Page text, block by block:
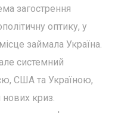
загострення
оптику, у
займала Україна.
системний
США та Україною,
нових криз.